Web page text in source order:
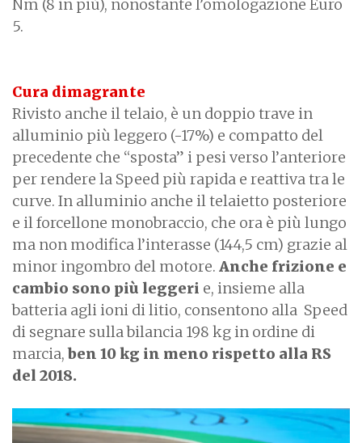
Nm (8 in più), nonostante l’omologazione Euro
5.
Cura dimagrante
Rivisto anche il telaio, è un doppio trave in
alluminio più leggero (-17%) e compatto del
precedente che “sposta” i pesi verso l’anteriore
per rendere la Speed più rapida e reattiva tra le
curve. In alluminio anche il telaietto posteriore
e il forcellone monobraccio, che ora è più lungo
ma non modifica l’interasse (144,5 cm) grazie al
minor ingombro del motore. Anche frizione e
cambio sono più leggeri e, insieme alla
batteria agli ioni di litio, consentono alla Speed
di segnare sulla bilancia 198 kg in ordine di
marcia,ben 10 kg in meno rispetto alla RS
del 2018.